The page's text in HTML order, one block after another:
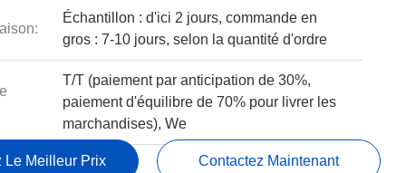
Échantillon : d'ici 2 jours, commande en
gros : 7-10 jours, selon la quantité d'ordre
T/T (paiement par anticipation de 30%,
paiement d'équilibre de 70% pour livrer les
marchandises), We
Le Meilleur Prix Contactez Maintenant